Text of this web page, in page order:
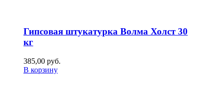
Гипсовая штукатурка Волма Холст 30
кг
385,00 руб.
В корзину